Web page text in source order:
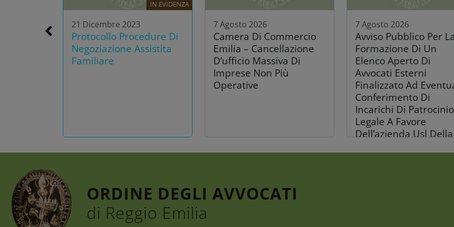
IN EVIDENZA
21 Dicembre 2023
Protocollo Procedure Di
Negoziazione Assistita
Familiare
7 Agosto 2026
Camera Di Commercio
Emilia – Cancellazione
D’ufficio Massiva Di
Imprese Non Più
Operative
7 Agosto 2026
Avviso Pubblico Per
Formazione Di Un
Elenco Aperto Di
Avvocati Esterni
Finalizzato Ad
Conferimento Di
Incarichi Di Patrocinio
Legale A Favore
Dell’azienda Usl Della
ORDINE DEGLI AVVOCATI
di Reggio Emilia